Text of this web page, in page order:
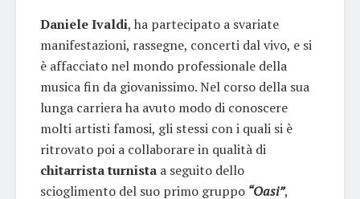
Daniele Ivaldi, ha partecipato a svariate
manifestazioni, rassegne, concerti dal vivo, e si
è affacciato nel mondo professionale della
musica fin da giovanissimo. Nel corso della sua
lunga carriera ha avuto modo di conoscere
molti artisti famosi, gli stessi con i quali si è
ritrovato poi a collaborare in qualità di
chitarrista turnista a seguito dello
scioglimento del suo primo gruppo “Oasi”,